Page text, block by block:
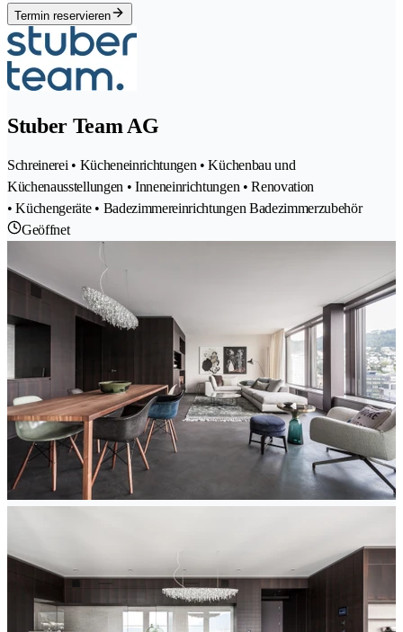
Termin reservieren
Stuber Team AG
Schreinerei • Kücheneinrichtungen • Küchenbau und
Küchenausstellungen • Inneneinrichtungen • Renovation
• Küchengeräte • Badezimmereinrichtungen Badezimmerzubehör
Geöffnet